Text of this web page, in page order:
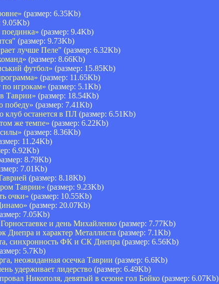
(размер: 6.35Kb)
9.05Kb)
(размер: 9.4Kb)
(размер: 9.73Kb)
лучше Пеле" (размер: 6.32Kb)
(размер: 8.66Kb)
футбол» (размер: 15.85Kb)
(размер: 11.65Kb)
игрокам» (размер: 5.1Kb)
Таврии» (размер: 18.54Kb)
(размер: 7.41Kb)
клуб останется в ПЛ (размер: 6.51Kb)
же темпе» (размер: 6.22Kb)
(размер: 8.36Kb)
11.24Kb)
6.92Kb)
8.79Kb)
7.01Kb)
(размер: 8.18Kb)
Таврии» (размер: 9.23Kb)
очки» (размер: 10.55Kb)
(размер: 20.07Kb)
7.05Kb)
и день Михайленко (размер: 7.77Kb)
Днепра и характер Металлиста (размер: 7.1Kb)
синхронность ФК и СК Днепра (размер: 6.56Kb)
5.7Kb)
неожиданная осечка Таврии (размер: 6.6Kb)
удерживает лидерство (размер: 6.49Kb)
Никополя, девятый в сезоне гол Бойко (размер: 6.07Kb)